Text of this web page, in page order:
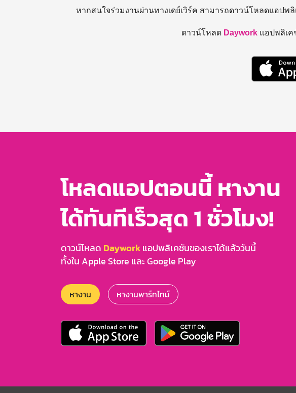
หากสนใจร่วมงานผ่านทางเดย์เวิร์ค สามารถดาวน์โหลดแอปพ
ดาวน์โหลด Daywork แอปพลิเค
โหลดแอปตอนนี้ หางาน
ได้ทันทีเร็วสุด 1 ชั่วโมง!
ดาวน์โหลด Dayworkแอปพลิเคชันของเราได้แล้ววันนี้
ทั้งใน Apple Store และ Google Play
หางาน หางานพาร์ทไทม์